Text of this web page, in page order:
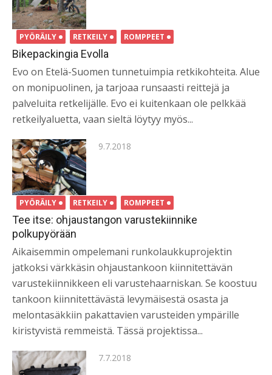
PYÖRÄILY RETKEILY ROMPPEET
Bikepackingia Evolla
Evo on Etelä-Suomen tunnetuimpia retkikohteita. Alue
on monipuolinen, ja tarjoaa runsaasti reittejä ja
palveluita retkelijälle. Evo ei kuitenkaan ole pelkkää
retkeilyaluetta, vaan sieltä löytyy myös...
Posted
9.7.2018
PYÖRÄILY RETKEILY ROMPPEET
Tee itse: ohjaustangon varustekiinnike
polkupyörään
Aikaisemmin ompelemani runkolaukkuprojektin
jatkoksi värkkäsin ohjaustankoon kiinnitettävän
varustekiinnikkeen eli varustehaarniskan. Se koostuu
tankoon kiinnitettävästä levymäisestä osasta ja
melontasäkkiin pakattavien varusteiden ympärille
kiristyvistä remmeistä. Tässä projektissa...
Posted
7.7.2018